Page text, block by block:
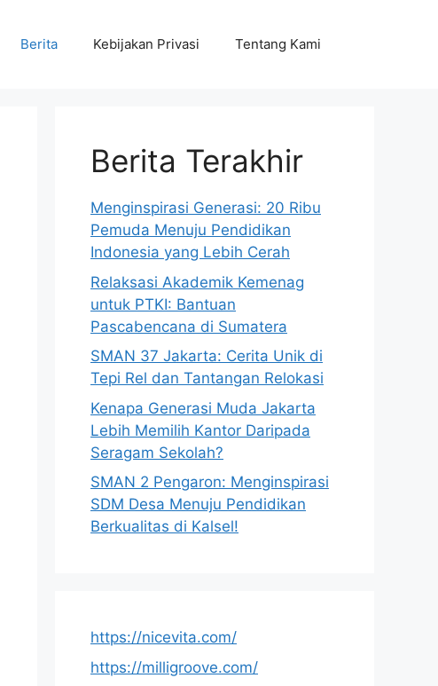
Berita Kebijakan Privasi Tentang Kami
Berita Terakhir
Menginspirasi Generasi: 20 Ribu
Pemuda Menuju Pendidikan
Indonesia yang Lebih Cerah
Relaksasi Akademik Kemenag
untuk PTKI: Bantuan
Pascabencana di Sumatera
SMAN 37 Jakarta: Cerita Unik di
Tepi Rel dan Tantangan Relokasi
Kenapa Generasi Muda Jakarta
Lebih Memilih Kantor Daripada
Seragam Sekolah?
SMAN 2 Pengaron: Menginspirasi
SDM Desa Menuju Pendidikan
Berkualitas di Kalsel!
https://nicevita.com/
https://milligroove.com/